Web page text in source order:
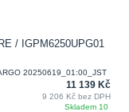
/ IGPM6250UPG01
20250619_01:00_JST
11 139 Kč
9 206 Kč bez DPH
Skladem 10